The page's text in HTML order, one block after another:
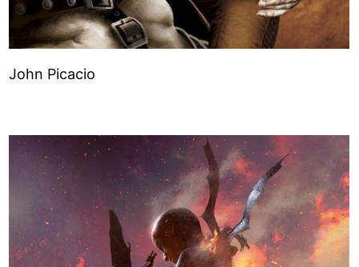
John Picacio